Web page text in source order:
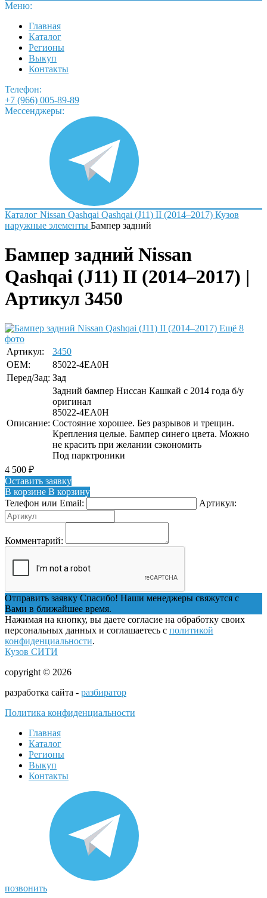
Меню:
Главная
Каталог
Регионы
Выкуп
Контакты
Телефон:
+7 (966) 005-89-89
Мессенджеры:
Каталог Nissan Qashqai Qashqai (J11) II (2014–2017) Кузов
наружные элементы Бампер задний
Бампер задний Nissan
Qashqai (J11) II (2014–2017) |
Артикул 3450
Ещё 8
фото
Артикул:
3450
OEM:
85022-4EA0H
Перед/Зад: Зад
Описание:
Задний бампер Ниссан Кашкай с 2014 года б/у
оригинал
85022-4EA0H
Состояние хорошее. Без разрывов и трещин.
Крепления целые. Бампер синего цвета. Можно
не красить при желании сэкономить
Под парктроники
4 500 ₽
Оставить заявку
В корзине В корзину
Телефон или Email:
Артикул:
Комментарий:
Отправить заявку Спасибо! Наши менеджеры свяжутся с
Вами в ближайшее время.
Нажимая на кнопку, вы даете согласие на обработку своих
персональных данных и соглашаетесь с политикой
конфиденциальности.
Кузов СИТИ
copyright © 2026
разработка сайта - разбиратор
Политика конфиденциальности
Главная
Каталог
Регионы
Выкуп
Контакты
позвонить